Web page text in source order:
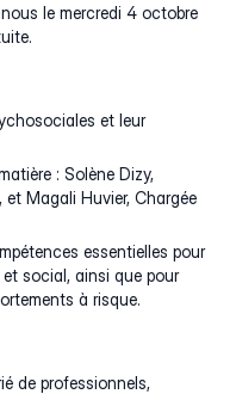
le mercredi 4 octobre
et leur
: Solène Dizy,
et Magali Huvier, Chargée
essentielles pour
social, ainsi que pour
à risque.
de professionnels,